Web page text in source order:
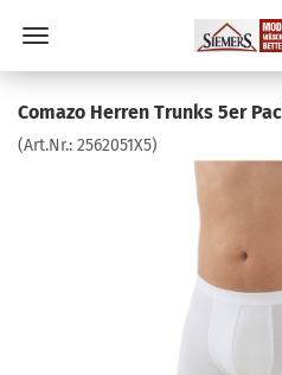
Comazo Herren Trunks 5er
(Art.Nr.: 2562051X5)